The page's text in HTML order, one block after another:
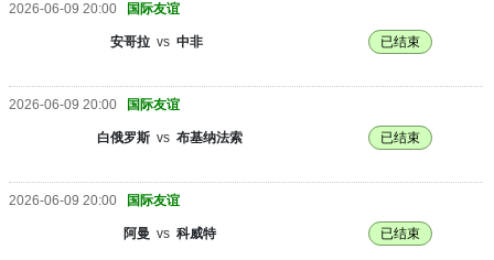
2026-06-09 20:00 国际友谊
安哥拉 vs 中非 已结束
2026-06-09 20:00 国际友谊
白俄罗斯 vs 布基纳法索 已结束
2026-06-09 20:00 国际友谊
阿曼 vs 科威特 已结束